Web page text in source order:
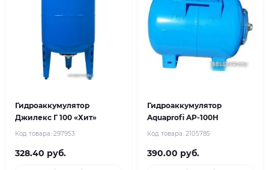
Гидроаккумулятор
Джилекс Г 100 «Хит»
Код товара: 297953
328.40 руб.
Гидроаккумулятор
Aquaprofi AP-100H
Код товара: 2105785
390.00 руб.